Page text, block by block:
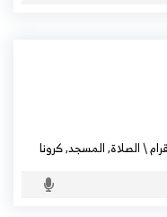
\الصلاة,المسجد,كرونا